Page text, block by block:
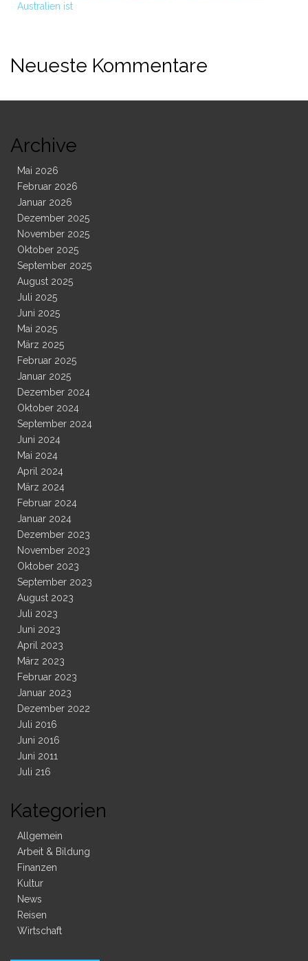
Australien ist
Neueste Kommentare
Archive
Mai 2026
Februar 2026
Januar 2026
Dezember 2025
November 2025
Oktober 2025
September 2025
August 2025
Juli 2025
Juni 2025
Mai 2025
März 2025
Februar 2025
Januar 2025
Dezember 2024
Oktober 2024
September 2024
Juni 2024
Mai 2024
April 2024
März 2024
Februar 2024
Januar 2024
Dezember 2023
November 2023
Oktober 2023
September 2023
August 2023
Juli 2023
Juni 2023
April 2023
März 2023
Februar 2023
Januar 2023
Dezember 2022
Juli 2016
Juni 2016
Juni 2011
Juli 216
Kategorien
Allgemein
Arbeit & Bildung
Finanzen
Kultur
News
Reisen
Wirtschaft